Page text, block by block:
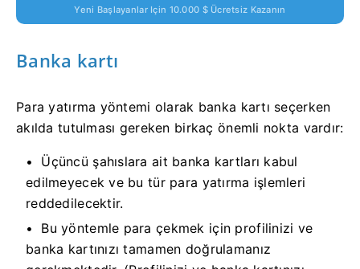
Yeni Başlayanlar Için 10.000 $ Ücretsiz Kazanın
Banka kartı
Para yatırma yöntemi olarak banka kartı seçerken
akılda tutulması gereken birkaç önemli nokta vardır:
Üçüncü şahıslara ait banka kartları kabul
edilmeyecek ve bu tür para yatırma işlemleri
reddedilecektir.
Bu yöntemle para çekmek için profilinizi ve
banka kartınızı tamamen doğrulamanız